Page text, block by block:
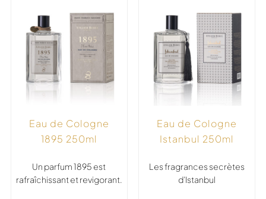
Eau de Cologne
1895 250ml
Un parfum 1895 est
rafraîchissant et revigorant.
Eau de Cologne
Istanbul 250ml
Les fragrances secrètes
d’Istanbul